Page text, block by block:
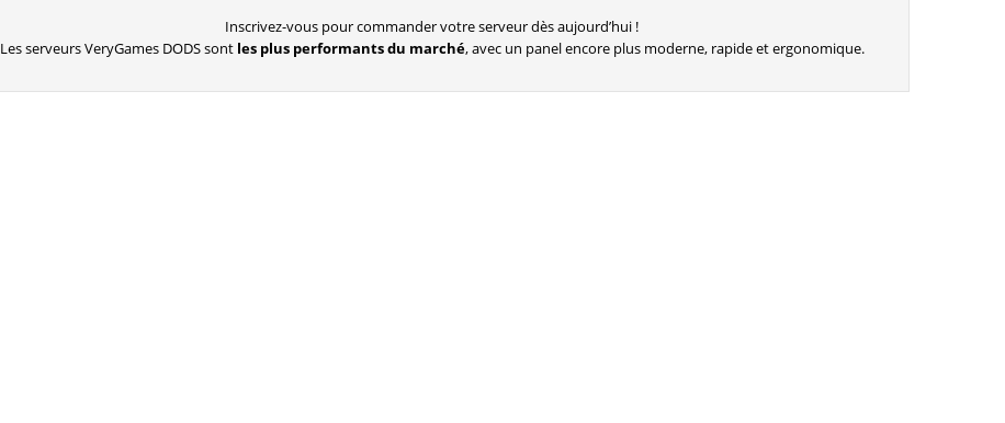
Inscrivez-vous pour commander votre serveur dès aujourd’hui !
Les serveurs VeryGames DODS sont les plus performants du marché, avec un panel encore plus moderne, rapide et ergonomique.